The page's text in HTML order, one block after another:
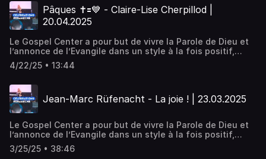
activités qui rejoignent la vie de tous les jours. Puissant,
en vivant la dimension de la guérison et du miraculeux.
Nous sommes une église désirant vivre la présence
puissance.
Pâques ✝️🟰💙 - Claire-Lise Cherpillod |
20.04.2025
Le Gospel Center a pour but de vivre la Parole de Dieu et
l’annonce de l’Evangile dans un style à la fois positif,
pratique et puissant. Positif, en encourageant un style de
vie chrétien qui motive, construit et développe les dons
activités qui rejoignent la vie de tous les jours. Puissant,
en vivant la dimension de la guérison et du miraculeux.
Nous sommes une église désirant vivre la présence
puissance.
4/22/25 • 13:44
Jean-Marc Rüfenacht - La joie ! | 23.03.2025
Le Gospel Center a pour but de vivre la Parole de Dieu et
l’annonce de l’Evangile dans un style à la fois positif,
pratique et puissant. Positif, en encourageant un style de
vie chrétien qui motive, construit et développe les dons
3/25/25 • 38:46